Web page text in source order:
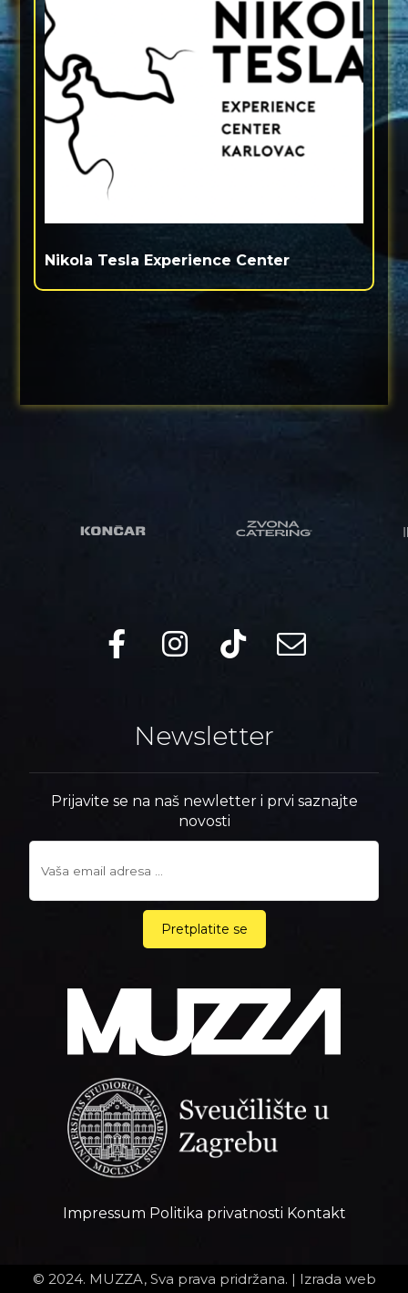
Nikola Tesla Experience Center
Newsletter
Prijavite se na naš newletter i prvi saznajte
novosti
Pretplatite se
Impressum Politika privatnosti Kontakt
© 2024. MUZZA, Sva prava pridržana. | Izrada web